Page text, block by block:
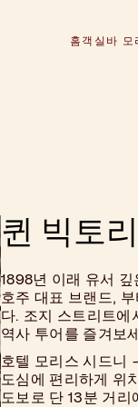
홈객실바 모
퀸 빅토
1898년 이래 유서
호주 대표 브랜드,
다. 조지 스트리트에
역사 투어를 즐겨보
호텔 모리스 시드니
도심에 편리하게 위
도보로 단 13분 거리